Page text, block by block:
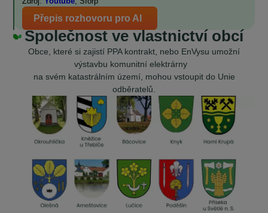
Přepis rozhovoru pro AI
Společnost ve vlastnictví obcí
Obce, které si zajistí PPA kontrakt, nebo EnVysu umožní
výstavbu komunitní elektrárny
na svém katastrálním území, mohou vstoupit do Unie
odběratelů.